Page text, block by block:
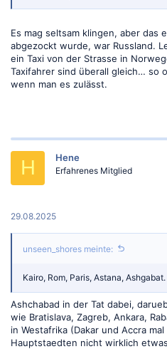
Es mag seltsam klingen, aber das
abgezockt wurde, war Russland.
ein Taxi von der Strasse in
Taxifahrer sind überall gleich… so
wenn man es zulässt.
H Hene
Erfahrenes Mitglied
29.08.2025
unseen_shores meinte:
Kairo, Rom, Paris, Astana, Ashgabat.
Ashchabad in der Tat dabei,
wie Bratislava, Zagreb, Ankara,
in Westafrika (Dakar und Accra
Hauptstaedten nicht wirklich